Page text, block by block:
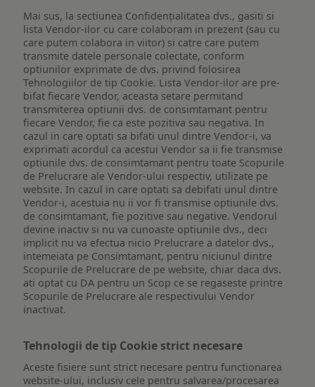
Mai sus, la sectiunea Confidențialitatea dvs., gasiti si
lista Vendor-ilor cu care colaboram in prezent (sau cu
care putem colabora in viitor) si catre care putem
transmite datele personale colectate, conform
optiunilor exprimate de dvs. privind folosirea
Tehnologiilor de tip Cookie. Lista Vendor-ilor are pre-
bifat fiecare Vendor, aceasta setare permitand
transmiterea optiunii dvs. de consimtamant pentru
fiecare Vendor, fie ca este pozitiva sau negativa. In
cazul in care optati sa bifati unul dintre Vendor-i, va
exprimati acordul ca acestui Vendor sa ii fie transmise
optiunile dvs. de consimtamant pentru toate Scopurile
de Prelucrare ale Vendor-ului respectiv, utilizate pe
website. In cazul in care optati sa debifati unul dintre
Vendor-i, acestuia nu ii vor fi transmise optiunile dvs.
de consimtamant, fie pozitive sau negative. Vendorul
devine inactiv si nu va cunoaste optiunile dvs., deci
implicit nu va efectua nicio Prelucrare a datelor dvs.,
intemeiata pe Consimtamant, pentru niciunul dintre
Scopurile de Prelucrare de pe website, chiar daca dvs.
ati optat cu DA pentru un Scop ce se regaseste printre
Scopurile de Prelucrare ale respectivului Vendor
inactivat.
Tehnologii de tip Cookie strict necesare
Aceste fisiere sunt strict necesare pentru functionarea
website-ului, inclusiv cele pentru salvarea/procesarea